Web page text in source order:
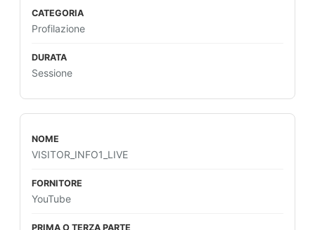
Profilazione
Sessione
VISITOR_INFO1_LIVE
YouTube